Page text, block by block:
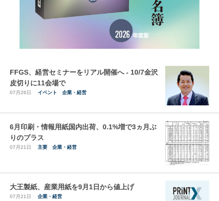
FFGS、経営セミナーをリアル開催へ - 10/7金沢
皮切りに11会場で
07月26日 イベント 企業・経営
6月印刷・情報用紙国内出荷、0.1%増で3ヵ月ぶ
りのプラス
07月21日 主要 企業・経営
大王製紙、産業用紙を9月1日から値上げ
07月21日 企業・経営